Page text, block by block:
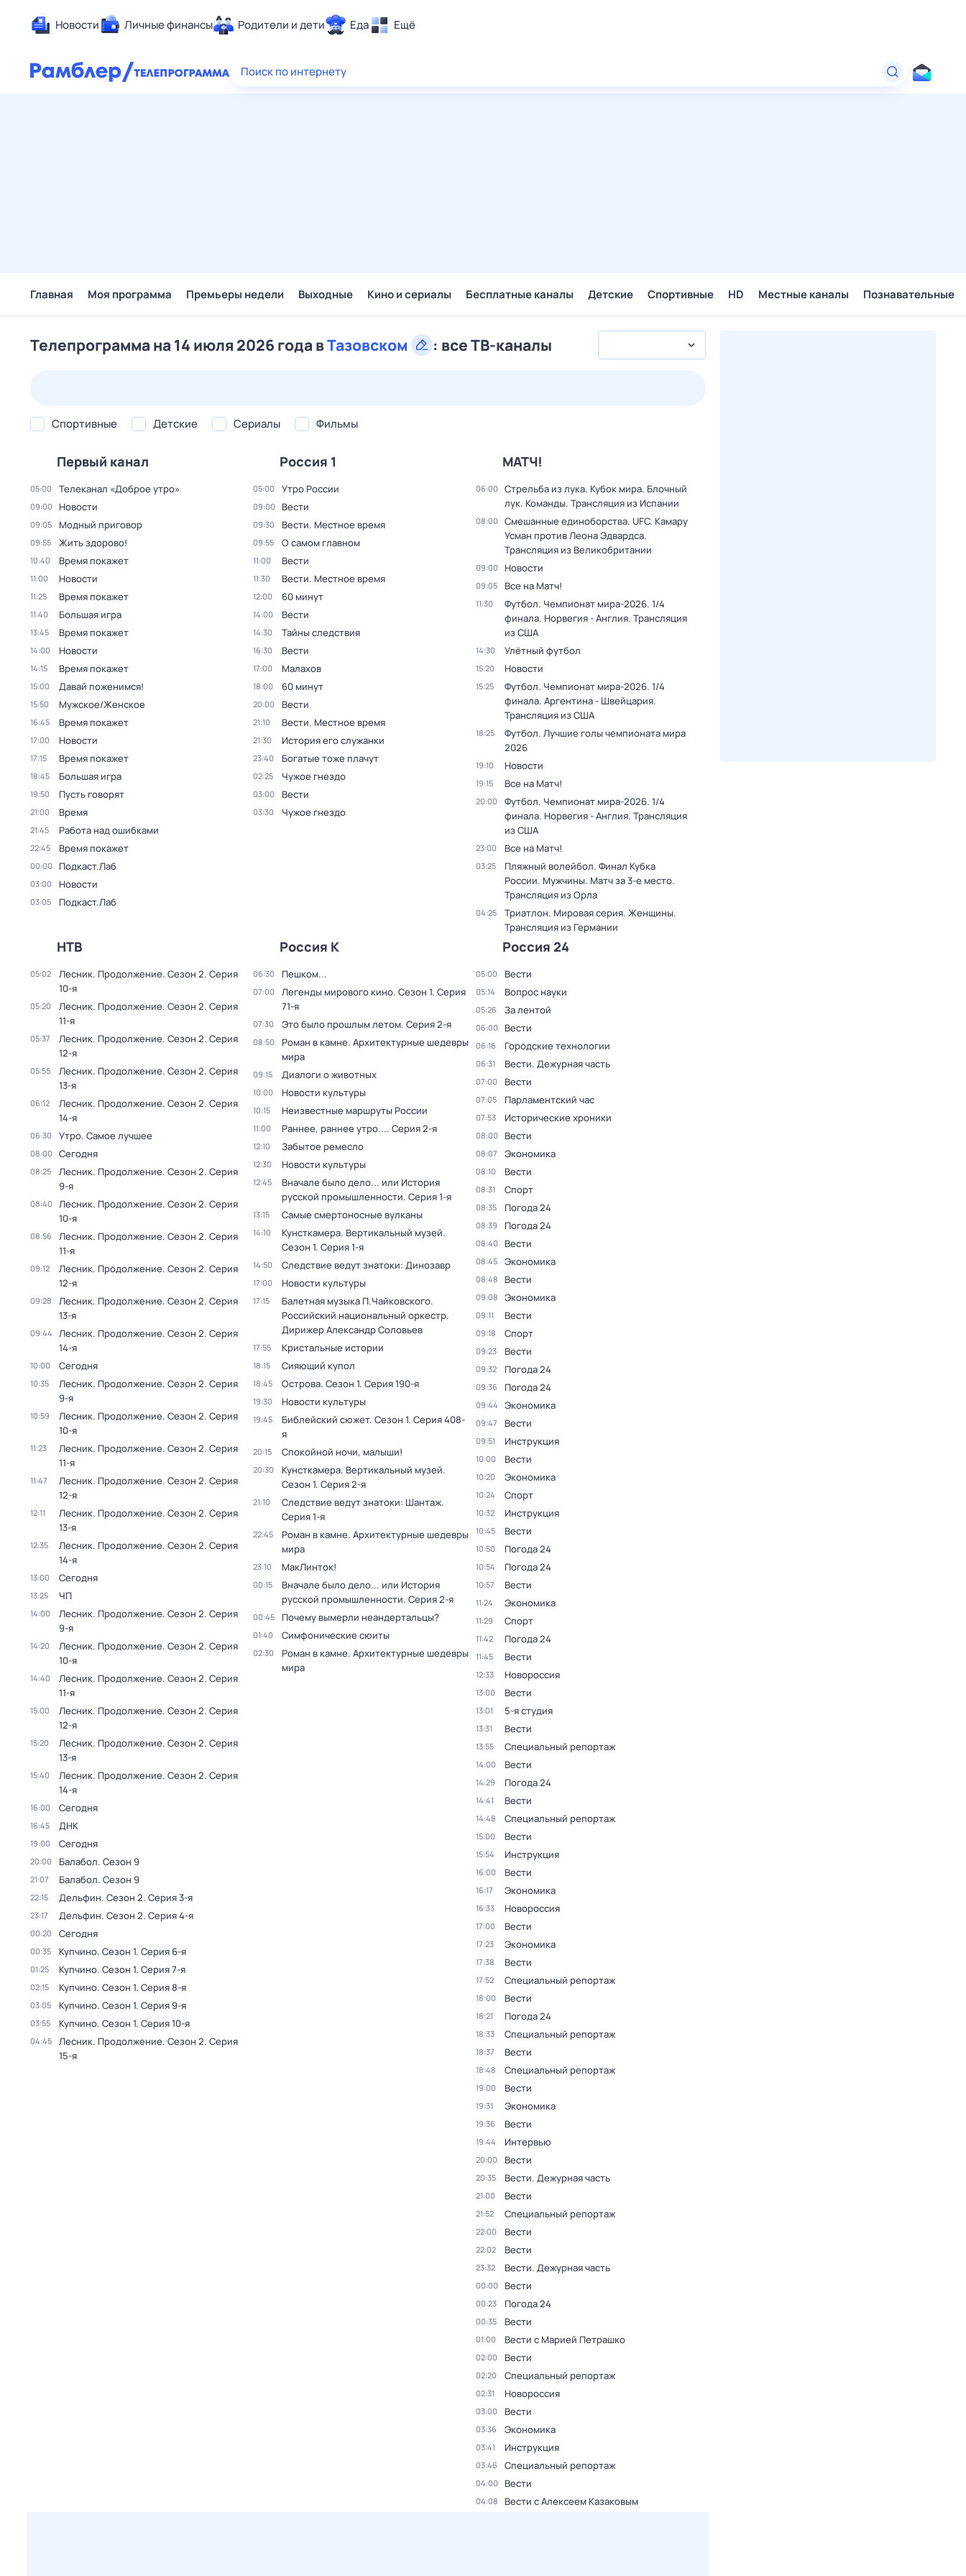
Новости Личные финансы Родители и дети Еда Ещё
Здоровье
Поиск по интернету
Главная Моя программа Премьеры недели Выходные Кино и сериалы Бесплатные каналы Детские Спортивные HD Местные каналы Познавательные
Телепрограмма на 14 июля 2026 года вТазовском : все ТВ-каналы
Спортивные Детские Сериалы Фильмы
Первый канал
05:00 Телеканал «Доброе утро»
09:00 Новости
09:05 Модный приговор
09:55 Жить здорово!
10:40 Время покажет
11:00 Новости
11:25 Время покажет
11:40 Большая игра
13:45 Время покажет
14:00 Новости
14:15 Время покажет
15:00 Давай поженимся!
15:50 Мужское/Женское
16:45 Время покажет
17:00 Новости
17:15 Время покажет
18:45 Большая игра
19:50 Пусть говорят
21:00 Время
21:45 Работа над ошибками
22:45 Время покажет
00:00 Подкаст.Лаб
03:00 Новости
03:05 Подкаст.Лаб
Россия 1
05:00 Утро России
09:00 Вести
09:30 Вести. Местное время
09:55 О самом главном
11:00 Вести
11:30 Вести. Местное время
12:00 60 минут
14:00 Вести
14:30 Тайны следствия
16:30 Вести
17:00 Малахов
18:00 60 минут
20:00 Вести
21:10 Вести. Местное время
21:30 История его служанки
23:40 Богатые тоже плачут
02:25 Чужое гнездо
03:00 Вести
03:30 Чужое гнездо
МАТЧ!
06:00
Стрельба из лука. Кубок мира. Блочный
лук. Команды. Трансляция из Испании
08:00
Смешанные единоборства. UFC. Камару
Усман против Леона Эдвардса.
Трансляция из Великобритании
09:00 Новости
09:05 Все на Матч!
11:30
Футбол. Чемпионат мира-2026. 1/4
финала. Норвегия - Англия. Трансляция
из США
14:30 Улётный футбол
15:20 Новости
15:25
Футбол. Чемпионат мира-2026. 1/4
финала. Аргентина - Швейцария.
Трансляция из США
18:25
Футбол. Лучшие голы чемпионата мира
2026
19:10 Новости
19:15 Все на Матч!
20:00
Футбол. Чемпионат мира-2026. 1/4
финала. Норвегия - Англия. Трансляция
из США
23:00 Все на Матч!
03:25
Пляжный волейбол. Финал Кубка
России. Мужчины. Матч за 3-е место.
Трансляция из Орла
04:25
Триатлон. Мировая серия. Женщины.
Трансляция из Германии
НТВ
05:02 Лесник. Продолжение. Сезон 2. Серия
10-я
05:20 Лесник. Продолжение. Сезон 2. Серия
11-я
05:37 Лесник. Продолжение. Сезон 2. Серия
12-я
05:55 Лесник. Продолжение. Сезон 2. Серия
13-я
06:12 Лесник. Продолжение. Сезон 2. Серия
14-я
06:30 Утро. Самое лучшее
08:00 Сегодня
08:25 Лесник. Продолжение. Сезон 2. Серия
9-я
08:40 Лесник. Продолжение. Сезон 2. Серия
10-я
08:56 Лесник. Продолжение. Сезон 2. Серия
11-я
09:12 Лесник. Продолжение. Сезон 2. Серия
12-я
09:28 Лесник. Продолжение. Сезон 2. Серия
13-я
09:44 Лесник. Продолжение. Сезон 2. Серия
14-я
10:00 Сегодня
10:35 Лесник. Продолжение. Сезон 2. Серия
9-я
10:59 Лесник. Продолжение. Сезон 2. Серия
10-я
11:23 Лесник. Продолжение. Сезон 2. Серия
11-я
11:47 Лесник. Продолжение. Сезон 2. Серия
12-я
12:11 Лесник. Продолжение. Сезон 2. Серия
13-я
12:35 Лесник. Продолжение. Сезон 2. Серия
14-я
13:00 Сегодня
13:25 ЧП
14:00 Лесник. Продолжение. Сезон 2. Серия
9-я
14:20 Лесник. Продолжение. Сезон 2. Серия
10-я
14:40 Лесник. Продолжение. Сезон 2. Серия
11-я
15:00 Лесник. Продолжение. Сезон 2. Серия
12-я
15:20 Лесник. Продолжение. Сезон 2. Серия
13-я
15:40 Лесник. Продолжение. Сезон 2. Серия
14-я
16:00 Сегодня
16:45 ДНК
19:00 Сегодня
20:00 Балабол. Сезон 9
21:07 Балабол. Сезон 9
22:15 Дельфин. Сезон 2. Серия 3-я
23:17 Дельфин. Сезон 2. Серия 4-я
00:20 Сегодня
00:35 Купчино. Сезон 1. Серия 6-я
01:25 Купчино. Сезон 1. Серия 7-я
02:15 Купчино. Сезон 1. Серия 8-я
03:05 Купчино. Сезон 1. Серия 9-я
03:55 Купчино. Сезон 1. Серия 10-я
04:45 Лесник. Продолжение. Сезон 2. Серия
15-я
Россия К
06:30 Пешком...
07:00 Легенды мирового кино. Сезон 1. Серия
71-я
07:30 Это было прошлым летом. Серия 2-я
08:50
Роман в камне. Архитектурные шедевры
мира
09:15 Диалоги о животных
10:00 Новости культуры
10:15 Неизвестные маршруты России
11:00 Раннее, раннее утро.... Серия 2-я
12:10 Забытое ремесло
12:30 Новости культуры
12:45
Вначале было дело... или История
русской промышленности. Серия 1-я
13:15 Самые смертоносные вулканы
14:10 Кунсткамера. Вертикальный музей.
Сезон 1. Серия 1-я
14:50 Следствие ведут знатоки: Динозавр
17:00 Новости культуры
17:15
Балетная музыка П.Чайковского.
Российский национальный оркестр.
Дирижер Александр Соловьев
17:55 Кристальные истории
18:15 Сияющий купол
18:45 Острова. Сезон 1. Серия 190-я
19:30 Новости культуры
19:45 Библейский сюжет. Сезон 1. Серия 408-
я
20:15 Спокойной ночи, малыши!
20:30 Кунсткамера. Вертикальный музей.
Сезон 1. Серия 2-я
21:10 Следствие ведут знатоки: Шантаж.
Серия 1-я
22:45
Роман в камне. Архитектурные шедевры
мира
23:10 МакЛинток!
00:15
Вначале было дело... или История
русской промышленности. Серия 2-я
00:45 Почему вымерли неандертальцы?
01:40 Симфонические сюиты
02:30
Роман в камне. Архитектурные шедевры
мира
Россия 24
05:00 Вести
05:14 Вопрос науки
05:26 За лентой
06:00 Вести
06:16 Городские технологии
06:31 Вести. Дежурная часть
07:00 Вести
07:05 Парламентский час
07:53 Исторические хроники
08:00 Вести
08:07 Экономика
08:10 Вести
08:31 Спорт
08:35 Погода 24
08:39 Погода 24
08:40 Вести
08:45 Экономика
08:48 Вести
09:08 Экономика
09:11 Вести
09:18 Спорт
09:23 Вести
09:32 Погода 24
09:36 Погода 24
09:44 Экономика
09:47 Вести
09:51 Инструкция
10:00 Вести
10:20 Экономика
10:24 Спорт
10:32 Инструкция
10:45 Вести
10:50 Погода 24
10:54 Погода 24
10:57 Вести
11:24 Экономика
11:29 Спорт
11:42 Погода 24
11:45 Вести
12:33 Новороссия
13:00 Вести
13:01 5-я студия
13:31 Вести
13:55 Специальный репортаж
14:00 Вести
14:29 Погода 24
14:41 Вести
14:48 Специальный репортаж
15:00 Вести
15:54 Инструкция
16:00 Вести
16:17 Экономика
16:33 Новороссия
17:00 Вести
17:23 Экономика
17:38 Вести
17:52 Специальный репортаж
18:00 Вести
18:21 Погода 24
18:33 Специальный репортаж
18:37 Вести
18:48 Специальный репортаж
19:00 Вести
19:31 Экономика
19:36 Вести
19:44 Интервью
20:00 Вести
20:35 Вести. Дежурная часть
21:00 Вести
21:52 Специальный репортаж
22:00 Вести
22:02 Вести
23:32 Вести. Дежурная часть
00:00 Вести
00:23 Погода 24
00:35 Вести
01:00 Вести с Марией Петрашко
02:00 Вести
02:20 Специальный репортаж
02:31 Новороссия
03:00 Вести
03:36 Экономика
03:41 Инструкция
03:46 Специальный репортаж
04:00 Вести
04:08 Вести с Алексеем Казаковым